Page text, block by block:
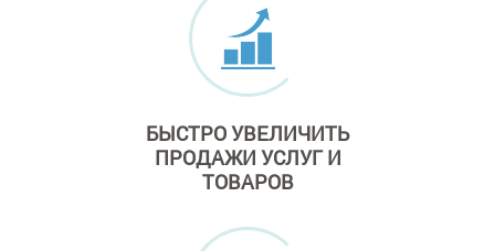
БЫСТРОУВЕЛИЧИТЬ
ПРОДАЖИ УСЛУГ И
ТОВАРОВ